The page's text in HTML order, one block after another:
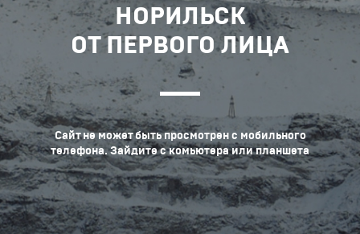
НОРИЛЬСК
ОТ ПЕРВОГО ЛИЦА
Сайт не может быть просмотрен с мобильного
телефона. Зайдите с комьютера или планшета